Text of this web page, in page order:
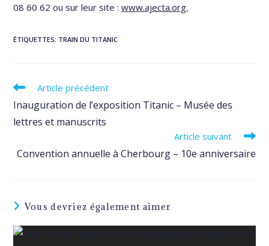
08 60 62 ou sur leur site :www.ajecta.org.
ÉTIQUETTES: TRAIN DU TITANIC
Read
articles
Article précédent
Inauguration de l’exposition Titanic – Musée des
lettres et manuscrits
Article suivant
Convention annuelle à Cherbourg – 10e anniversaire
Vous devriez également aimer